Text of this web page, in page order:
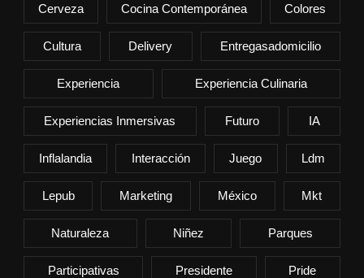
Cerveza Cocina Contemporánea Colores
Cultura Delivery Entregasadomicilio
Experiencia Experiencia Culinaria
Experiencias Inmersivas Futuro IA
Inflalandia Interacción Juego Ldm
Lepub Marketing México Mkt
Naturaleza Niñez Parques
Participativas Presidente Pride